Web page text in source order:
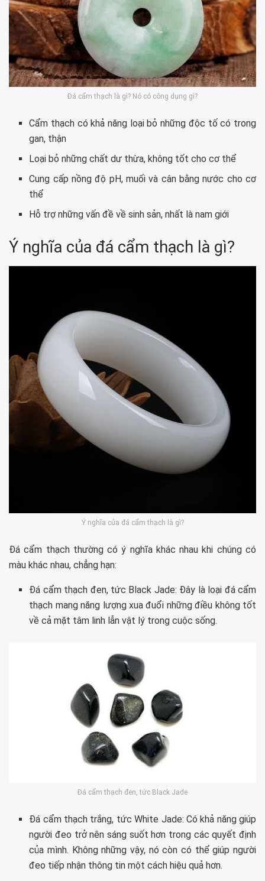
Đá cẩm thạch là gì? Nó có công dụng gì?
Cẩm thạch có khả năng loại bỏ những độc tố có trong
gan, thận
Loại bỏ những chất dư thừa, không tốt cho cơ thể
Cung cấp nồng độ pH, muối và cân bằng nước cho cơ
thể
Hỗ trợ những vấn đề về sinh sản, nhất là nam giới
Ý nghĩa của đá cẩm thạch là gì?
Ý nghĩa của đá cẩm thạch là gì?
Đá cẩm thạch thường có ý nghĩa khác nhau khi chúng có
màu khác nhau, chẳng hạn:
Đá cẩm thạch đen, tức Black Jade: Đây là loại đá cẩm
thạch mang năng lượng xua đuổi những điều không tốt
về cả mặt tâm linh lẫn vật lý trong cuộc sống.
Đá cẩm thạch đen, tức Black Jade
Đá cẩm thạch trắng, tức White Jade: Có khả năng giúp
người đeo trở nên sáng suốt hơn trong các quyết định
của mình. Không những vậy, nó còn có thể giúp người
đeo tiếp nhận thông tin một cách hiệu quả hơn.